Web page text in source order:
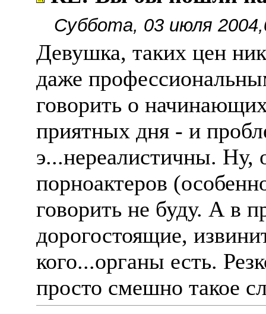
Суббота, 03 июля
Девушка, таких цен
даже
говорить о
приятных дня - и
э...нереалистичны. Ну,
порноактеров
говорить не буду. А в
дорогостоящие,
кого...органы есть.
просто смешно такое